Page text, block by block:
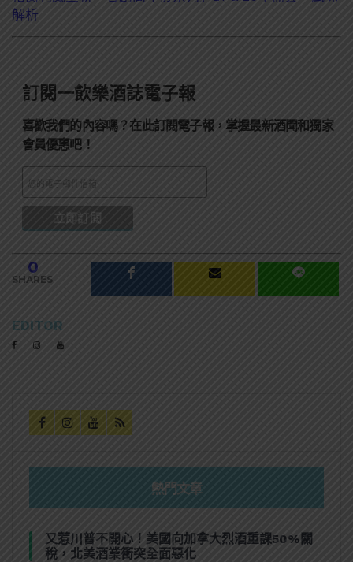
解析
訂閱一飲樂酒誌電子報
喜歡我們的內容嗎？在此訂閱電子報，掌握最新酒聞和獨家
會員優惠吧！
0
SHARES
EDITOR
熱門文章
又惹川普不開心！美國向加拿大烈酒重課50%關
稅，北美酒業衝突全面惡化